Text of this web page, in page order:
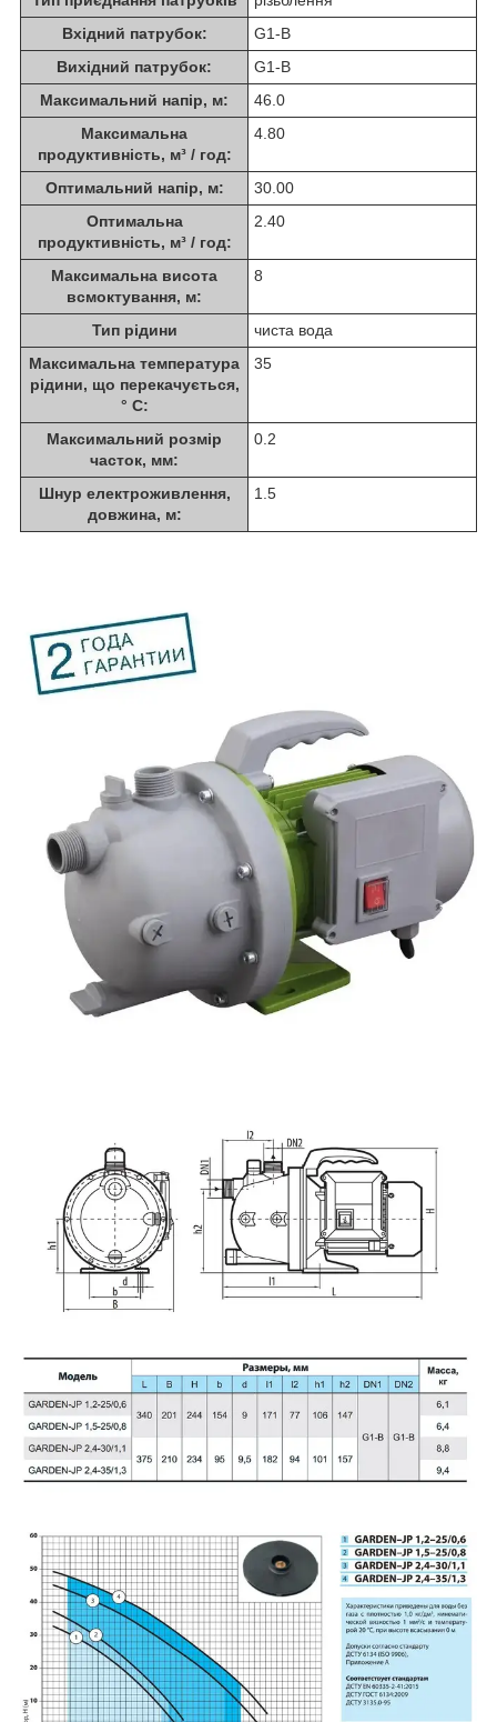
Вхідний патрубок:
G1-B
Вихідний патрубок:
G1-B
Максимальний напір, м:
46.0
Максимальна
продуктивність, м³ / год:
4.80
Оптимальний напір, м:
30.00
Оптимальна
продуктивність, м³ / год:
2.40
Максимальна висота
всмоктування, м:
8
Тип рідини
чиста вода
Максимальна температура
рідини, що перекачується,
° С:
35
Максимальний розмір
часток, мм:
0.2
Шнур електроживлення,
довжина, м:
1.5